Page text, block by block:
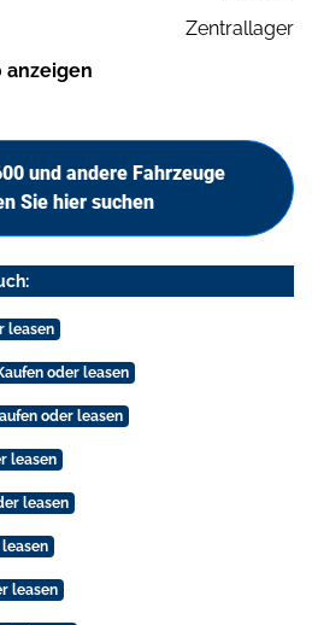
Zentrallager
anzeigen
und andere Fahrzeuge
Sie hier suchen
leasen
oder leasen
oder leasen
leasen
leasen
leasen